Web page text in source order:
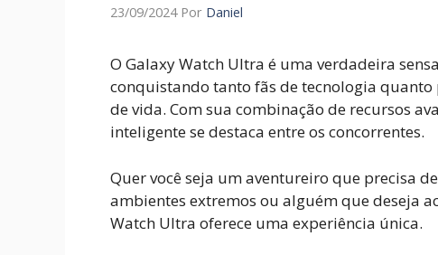
23/09/2024 Por Daniel
O Galaxy Watch Ultra é uma verdadeira
conquistando tanto fãs de tecnologia
de vida. Com sua combinação de recursos
inteligente se destaca entre os concorrentes.
Quer você seja um aventureiro que precisa
ambientes extremos ou alguém que deseja
Watch Ultra oferece uma experiência única.